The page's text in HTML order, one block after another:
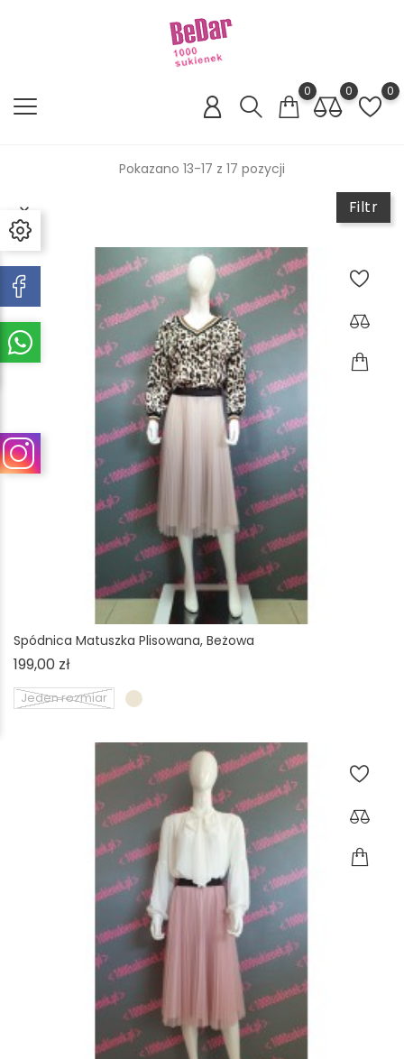
0 0 0
Filtr
Pokazano 13-17 z 17 pozycji
Spódnica Matuszka Plisowana, Beżowa
199,00 złCena
Jeden rozmiar